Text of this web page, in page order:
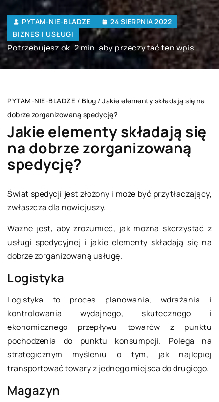
PYTAM-NIE-BLADZE
24 SIERPNIA 2022
BIZNES I USŁUGI
Potrzebujesz ok. 2 min. aby przeczytać ten wpis
PYTAM-NIE-BLADZE / Blog / Jakie elementy składają się na
dobrze zorganizowaną spedycję?
Jakie elementy składają się
na dobrze zorganizowaną
spedycję?
Świat spedycji jest złożony i może być przytłaczający,
zwłaszcza dla nowicjuszy.
Ważne jest, aby zrozumieć, jak można skorzystać z
usługi spedycyjnej i jakie elementy składają się na
dobrze zorganizowaną usługę.
Logistyka
Logistyka to proces planowania, wdrażania i
kontrolowania wydajnego, skutecznego i
ekonomicznego przepływu towarów z punktu
pochodzenia do punktu konsumpcji. Polega na
strategicznym myśleniu o tym, jak najlepiej
transportować towary z jednego miejsca do drugiego.
Magazyn